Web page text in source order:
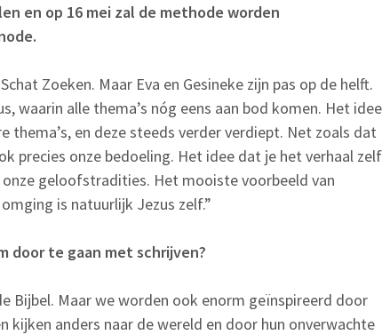
en op 16 mei zal de methode worden
Zoeken. Maar Eva en Gesineke zijn pas op de helft.
waarin alle thema’s nóg eens aan bod komen. Het idee
en deze steeds verder verdiept. Net zoals dat
precies onze bedoeling. Het idee dat je het verhaal zelf
geloofstradities. Het mooiste voorbeeld van
is natuurlijk Jezus zelf.”
door te gaan met schrijven?
Bijbel. Maar we worden ook enorm geïnspireerd door
kijken anders naar de wereld en door hun onverwachte